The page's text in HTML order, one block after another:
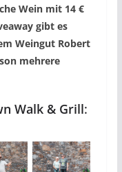
Wein mit 14 €
gibt es
Weingut Robert
mehrere
Walk & Grill: